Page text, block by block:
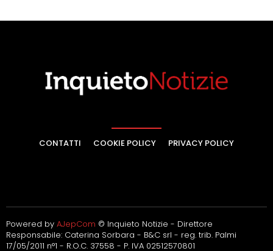
CONTATTI COOKIE POLICY PRIVACY POLICY
Powered by AJepCom © Inquieto Notizie - Direttore
Responsabile: Caterina Sorbara - B&C srl - reg. trib. Palmi
17/05/2011 n°1 - R.O.C. 37558 - P. IVA 02512570801